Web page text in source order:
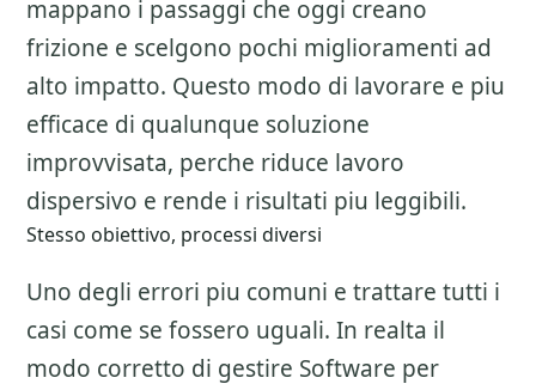
mappano i passaggi che oggi creano
frizione e scelgono pochi miglioramenti ad
alto impatto. Questo modo di lavorare e piu
efficace di qualunque soluzione
improvvisata, perche riduce lavoro
dispersivo e rende i risultati piu leggibili.
Stesso obiettivo, processi diversi
Uno degli errori piu comuni e trattare tutti i
casi come se fossero uguali. In realta il
modo corretto di gestire Software per